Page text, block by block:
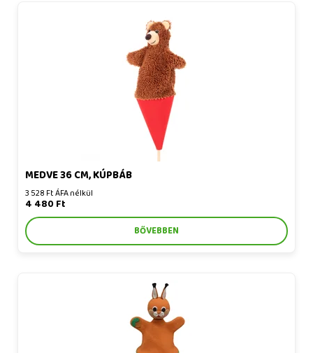
MEDVE 36 CM, KÚPBÁB
3 528 Ft ÁFA nélkül
4 480 Ft
BŐVEBBEN
Mókus dióval 21 cm, tobozbáb